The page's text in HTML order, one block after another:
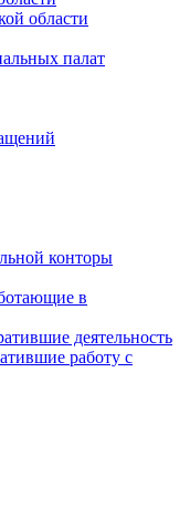
области
палат
конторы
в
деятельность
работу с